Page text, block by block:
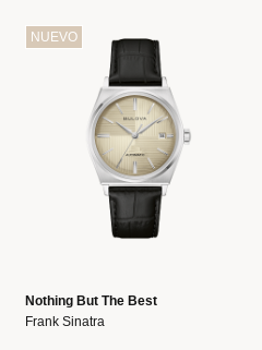
NUEVO
Nothing But The Best
Frank Sinatra